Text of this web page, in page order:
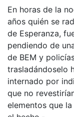
En horas de la
años quién se
de Esperanza,
pendiendo de
de BEM y
trasladándoselo
internado por
que no
elementos que